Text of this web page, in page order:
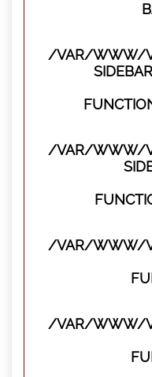
/VAR/WWW/
/VAR/WWW/
/VAR/WWW/
/VAR/WWW/